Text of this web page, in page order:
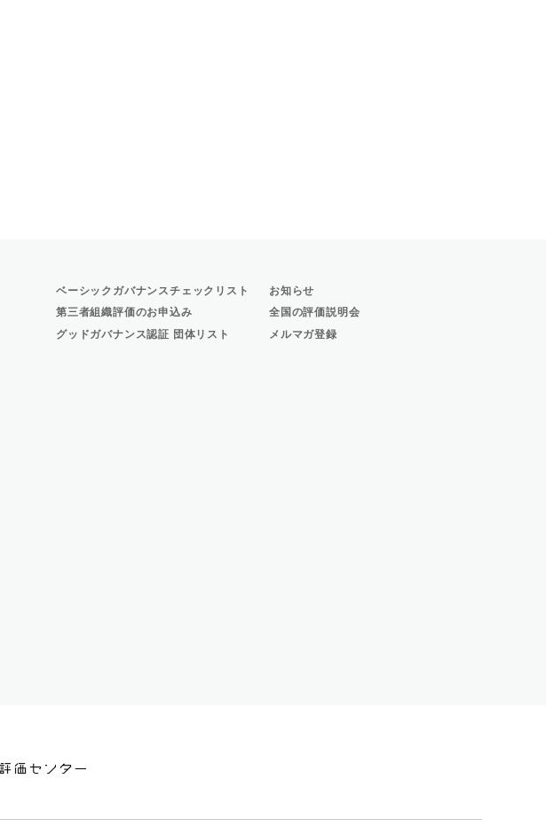
ベーシックガバナンスチェックリスト
第三者組織評価のお申込み
グッドガバナンス認証 団体リスト
お知らせ
全国の評価説明会
メルマガ登録